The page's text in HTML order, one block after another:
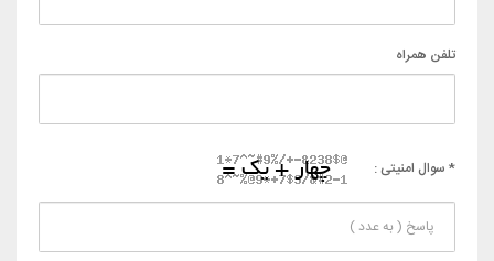
تلفن همراه
* سوال امنیتی :